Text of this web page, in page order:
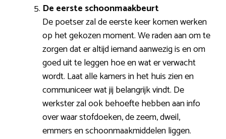
De eerste schoonmaakbeurt
De poetser zal de eerste keer komen werken
op het gekozen moment. We raden aan om te
zorgen dat er altijd iemand aanwezig is en om
goed uit te leggen hoe en wat er verwacht
wordt. Laat alle kamers in het huis zien en
communiceer wat jij belangrijk vindt. De
werkster zal ook behoefte hebben aan info
over waar stofdoeken, de zeem, dweil,
emmers en schoonmaakmiddelen liggen.